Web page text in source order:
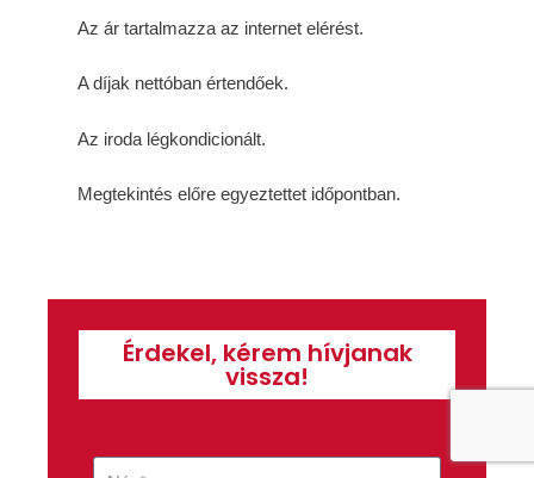
Az ár tartalmazza az internet elérést.
A díjak nettóban értendőek.
Az iroda légkondicionált.
Megtekintés előre egyeztettet időpontban.
Érdekel, kérem hívjanak
vissza!